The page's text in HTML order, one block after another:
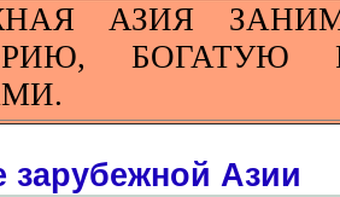
АЗИЯ
БОГАТУЮ
зарубежной Азии